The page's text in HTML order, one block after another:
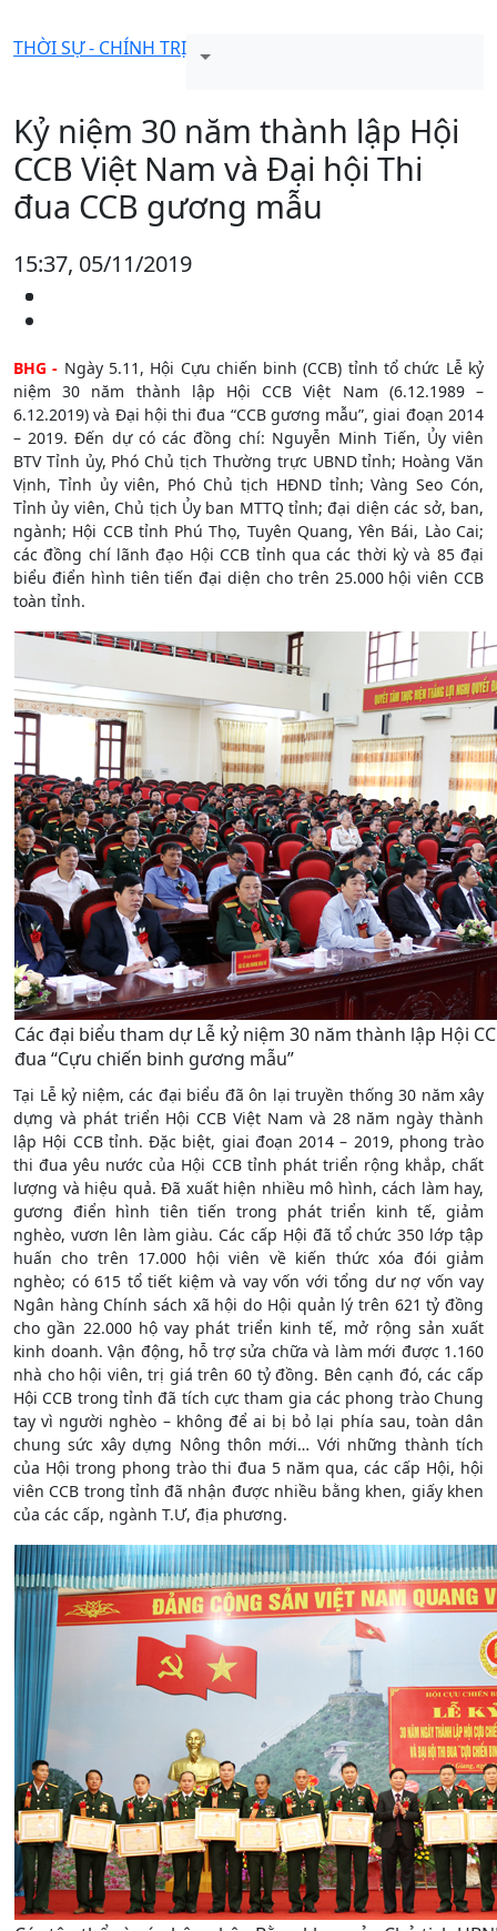
THỜI SỰ - CHÍNH TRỊ
Kỷ niệm 30 năm thành lập Hội
CCB Việt Nam và Đại hội Thi
đua CCB gương mẫu
15:37, 05/11/2019
BHG - Ngày 5.11, Hội Cựu chiến binh (CCB) tỉnh tổ chức Lễ kỷ
niệm 30 năm thành lập Hội CCB Việt Nam (6.12.1989 –
6.12.2019) và Đại hội thi đua “CCB gương mẫu”, giai đoạn 2014
– 2019. Đến dự có các đồng chí: Nguyễn Minh Tiến, Ủy viên
BTV Tỉnh ủy, Phó Chủ tịch Thường trực UBND tỉnh; Hoàng Văn
Vịnh, Tỉnh ủy viên, Phó Chủ tịch HĐND tỉnh; Vàng Seo Cón,
Tỉnh ủy viên, Chủ tịch Ủy ban MTTQ tỉnh; đại diện các sở, ban,
ngành; Hội CCB tỉnh Phú Thọ, Tuyên Quang, Yên Bái, Lào Cai;
các đồng chí lãnh đạo Hội CCB tỉnh qua các thời kỳ và 85 đại
biểu điển hình tiên tiến đại diện cho trên 25.000 hội viên CCB
toàn tỉnh.
Các đại biểu tham dự Lễ kỷ niệm 30 năm thành lập Hội
đua “Cựu chiến binh gương mẫu”
Tại Lễ kỷ niệm, các đại biểu đã ôn lại truyền thống 30 năm xây
dựng và phát triển Hội CCB Việt Nam và 28 năm ngày thành
lập Hội CCB tỉnh. Đặc biệt, giai đoạn 2014 – 2019, phong trào
thi đua yêu nước của Hội CCB tỉnh phát triển rộng khắp, chất
lượng và hiệu quả. Đã xuất hiện nhiều mô hình, cách làm hay,
gương điển hình tiên tiến trong phát triển kinh tế, giảm
nghèo, vươn lên làm giàu. Các cấp Hội đã tổ chức 350 lớp tập
huấn cho trên 17.000 hội viên về kiến thức xóa đói giảm
nghèo; có 615 tổ tiết kiệm và vay vốn với tổng dư nợ vốn vay
Ngân hàng Chính sách xã hội do Hội quản lý trên 621 tỷ đồng
cho gần 22.000 hộ vay phát triển kinh tế, mở rộng sản xuất
kinh doanh. Vận động, hỗ trợ sửa chữa và làm mới được 1.160
nhà cho hội viên, trị giá trên 60 tỷ đồng. Bên cạnh đó, các cấp
Hội CCB trong tỉnh đã tích cực tham gia các phong trào Chung
tay vì người nghèo – không để ai bị bỏ lại phía sau, toàn dân
chung sức xây dựng Nông thôn mới… Với những thành tích
của Hội trong phong trào thi đua 5 năm qua, các cấp Hội, hội
viên CCB trong tỉnh đã nhận được nhiều bằng khen, giấy khen
của các cấp, ngành T.Ư, địa phương.